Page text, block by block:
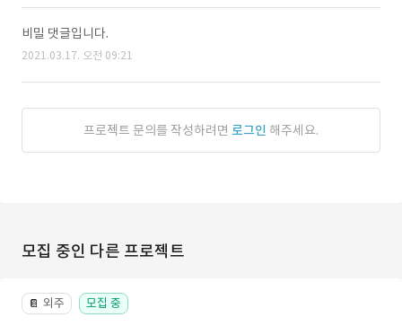
비밀 댓글입니다.
2021.03.17. 오전 09:21
프로젝트 문의를 작성하려면 로그인 해주세요.
모집 중인 다른 프로젝트
📔 외주 모집 중